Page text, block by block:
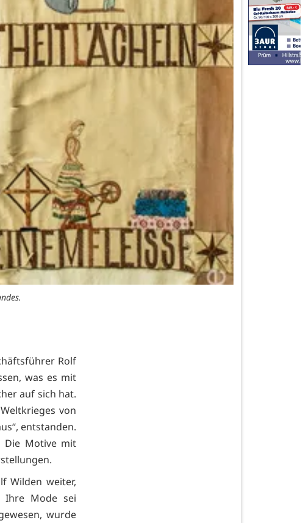
Rolf
was es mit
auf sich hat.
von
entstanden.
Die Motive mit
Wilden weiter,
Ihre Mode sei
wurde